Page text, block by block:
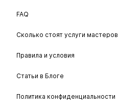
FAQ
Сколько стоят услуги мастеров
Правила и условия
Статьи в Блоге
Политика конфиденциальности